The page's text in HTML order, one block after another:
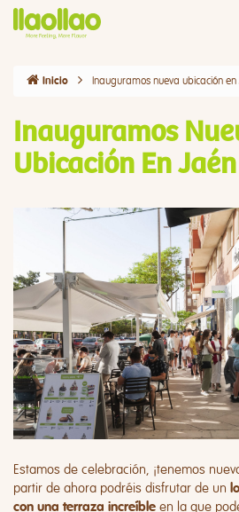
Inicio Inauguramos nueva ubicación en
Inauguramos
Ubicación En Jaén
Estamos de celebración, ¡tenemos
partir de ahora podréis disfrutar de un
con una terraza increíble en la que